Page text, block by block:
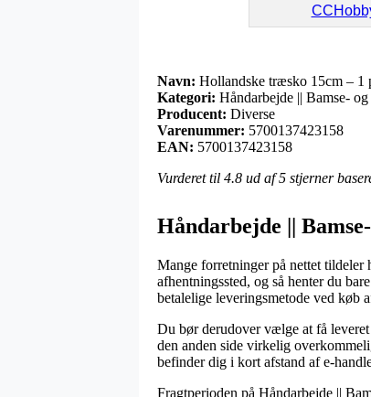
Navn: Hollandske træsko 15cm – 1
Kategori: Håndarbejde || Bamse-
Producent: Diverse
Varenummer: 5700137423158
EAN: 5700137423158
Vurderet til 4.8 ud af 5 stjerner
Håndarbejde ||
Mange forretninger på nettet
afhentningssted, og så henter du
betalelige leveringsmetode ved køb
Du bør derudover vælge at få
den anden side virkelig
befinder dig i kort afstand af e-
Fragtperioden på Håndarbejde ||